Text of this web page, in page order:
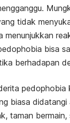
tidak
menunjukkan
bisa
berhadapan
pedophobia
biasa didatangi
taman bermain,